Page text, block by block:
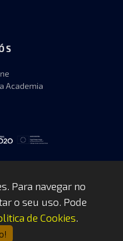
Academia
FAP - DCSI -
Para navegar no
o seu uso. Pode
de Cookies.